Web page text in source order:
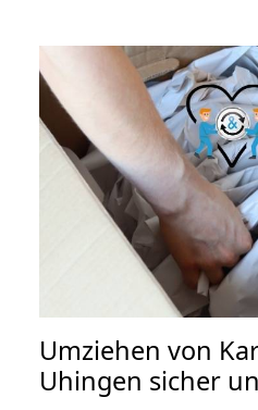
Umziehen von
Uhingen sicher